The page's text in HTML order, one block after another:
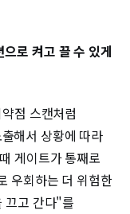
로 켜고 끌 수 있게
점 스캔처럼
해서 상황에 따라
게이트가 통째로
우회하는 더 위험한
끄고 간다"를